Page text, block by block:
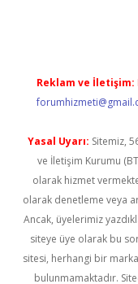
Reklam ve İletişim:
Yasal Uyarı: Sitemiz,
ve İletişim Kurumu
olarak hizmet
olarak denetleme veya
Ancak, üyelerimiz
siteye üye olarak bu
sitesi, herhangi bir
bulunmamaktadır.